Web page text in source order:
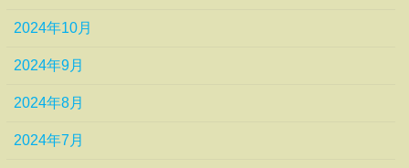
2024年10月
2024年9月
2024年8月
2024年7月